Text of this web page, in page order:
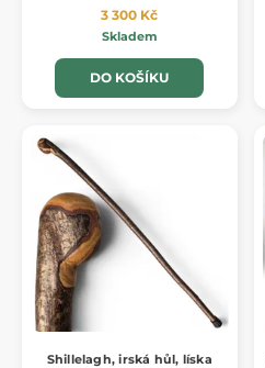
3 300 Kč
Skladem
DO KOŠÍKU
Shillelagh, irská hůl, líska